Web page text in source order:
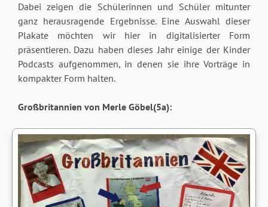
Dabei zeigen die Schülerinnen und Schüler mitunter
ganz herausragende Ergebnisse. Eine Auswahl dieser
Plakate möchten wir hier in digitalisierter Form
präsentieren. Dazu haben dieses Jahr einige der Kinder
Podcasts aufgenommen, in denen sie ihre Vorträge in
kompakter Form halten.
Großbritannien von Merle Göbel(5a):